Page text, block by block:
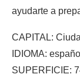
ayudarte a
CAPITAL:
IDIOMA:
SUPERFICIE: